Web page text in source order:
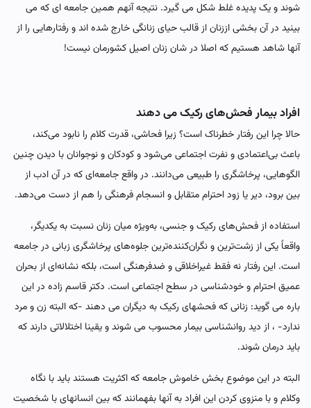
شوند و یک پدیده غلط شکل می گیرد. نتیجه آنهم همین جامعه ای که می
بینید در آن بخشی اززنان از قالب حیای زنانگی خارج شده اند و رفتارهایی را از
آنها شاهد هستیم که اصلا در شان زنان اصیل کشورمان نیست!
افراد بیمار فحش‌های رکیک می دهند
حالا چرا این رفتار خطرناک است؟ زیرا فحاشی، قدرت کلام را نابود می‌کند،
باعث بی‌اعتمادی و نفرت اجتماعی می‌شود و کودکان و نوجوانان با دیدن چنین
الگوهایی، پرخاشگری را طبیعی می‌دانند. در واقع جامعه‌ای که در آن ادب از
بین برود، دیر یا زود احترام متقابل و انسجام فرهنگی را هم از دست می‌دهد.
استفاده از فحش‌های رکیک و جنسی، به‌ویژه میان زنان نسبت به یکدیگر،
واقعاً یکی از زشت‌ترین و نگران‌کننده‌ترین جلوه‌های پرخاشگری زبانی در جامعه
است. این رفتار نه فقط غیراخلاقی و ضدفرهنگی است، بلکه نشانه‌ای از بحران
عمیق احترام و خودشناسی در سطح اجتماعی است. دکتر قاسم زاده در این
باره می گوید: زنانی که فحشهای رکیک به دیگران می دهند -که البته زن و مرد
ندارد- ، از دید روانشناسی بیمار محسوب می شوند و یقینا اختلالاتی دارند که
باید درمان شوند.
البته در این موضوع بخش خاموش جامعه که اکثریت هستند باید با نگاه
وکلام و با منزوی کردن این افراد به آنها بفهمانند که بین انسانهای با شخصیت